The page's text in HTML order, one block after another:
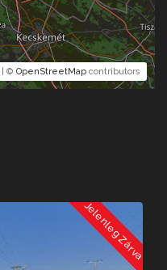
| © OpenStreetMap contributors
Jelenleg Zárva